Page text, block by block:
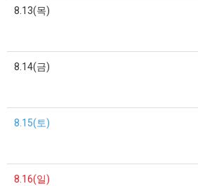
8.13(목)
8.14(금)
8.15(토)
8.16(일)